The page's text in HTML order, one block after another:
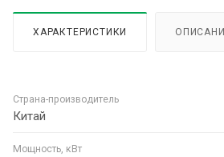
ХАРАКТЕРИСТИКИ
Страна-производитель
Китай
Мощность, кВт